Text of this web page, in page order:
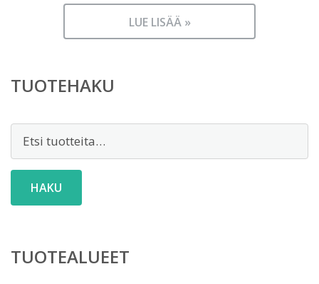
LUE LISÄÄ »
TUOTEHAKU
Etsi:
HAKU
TUOTEALUEET